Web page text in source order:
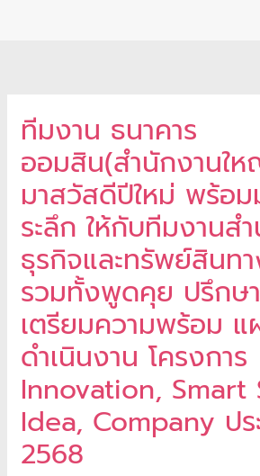
ทีมงาน ธนาคาร
ออมสิน(สำนักงานใ
มาสวัสดีปีใหม่ พร้อ
ระลึก ให้กับทีมงานส
ธุรกิจและทรัพย์สิน
รวมทั้งพูดคุย ปรึกษ
เตรียมความพร้อม แ
ดำเนินงาน โครงการ
Innovation, Smart
Idea, Company ปร
2568